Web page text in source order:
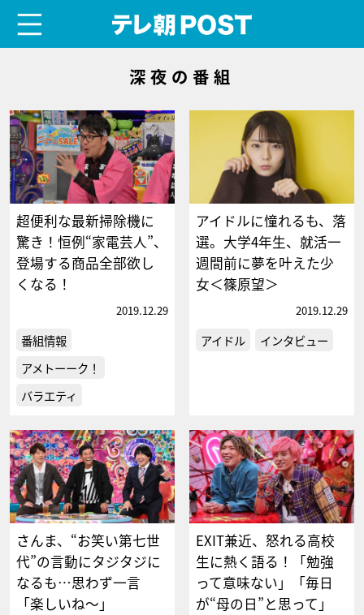
深夜の番組
超便利な最新掃除機に
驚き！恒例“家電芸人”、
登場する商品全部欲し
くなる！
2019.12.29
番組情報
アメトーーク！
バラエティ
アイドルに憧れるも、落
選。大学4年生、就活一
週間前に夢を叶えた少
女＜篠原望＞
2019.12.29
アイドル インタビュー
さんま、“お笑い第七世
代”の言動にタジタジに
なるも…思わず一言
「楽しいね～」
EXIT兼近、怒れる高校
生に熱く語る！「勉強
って意味ない」「毎日
が“母の日”と思って」